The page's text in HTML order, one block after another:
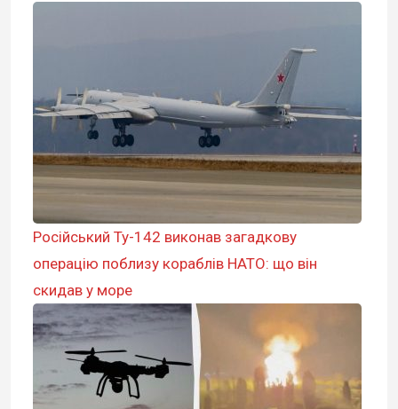
Російський Ту-142 виконав загадкову
операцію поблизу кораблів НАТО: що він
скидав у море